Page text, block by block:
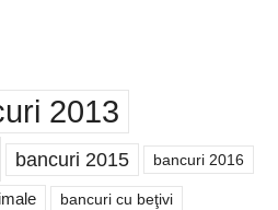
2013
bancuri 2015 bancuri 2016
bancuri cu beţivi